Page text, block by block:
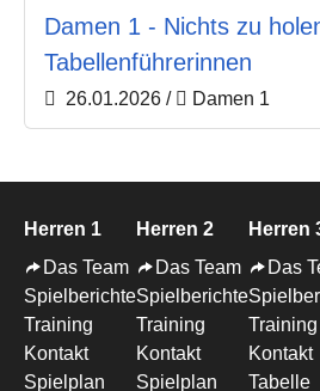
Damen 1 - Nichts zu
Tabellenführerinnen
26.01.2026 / Damen 1
Herren 1
Das Team
Spielberichte
Training
Kontakt
Spielplan
Herren 2
Das Team
Spielberichte
Training
Kontakt
Spielplan
Herren
Das
Training
Kontakt
Tabelle